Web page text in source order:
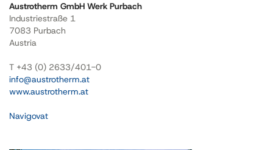
Austrotherm GmbH Werk Purbach
Industriestraße 1
7083 Purbach
Austria
T +43 (0) 2633/401-0
info@austrotherm.at
www.austrotherm.at
Navigovat